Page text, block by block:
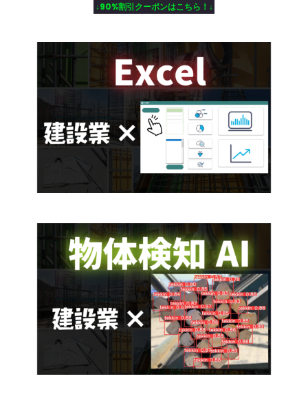
↓90%割引クーポンはこちら！↓